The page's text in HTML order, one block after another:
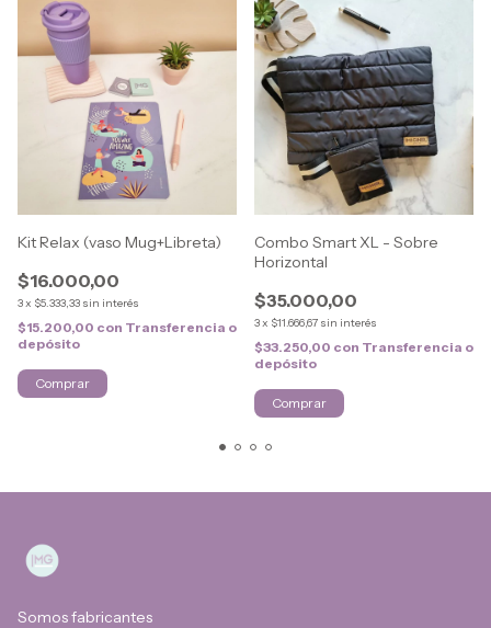
Kit Relax (vaso Mug+Libreta)
$16.000,00
3x $5.333,33 sin interés
$15.200,00 con Transferencia o
depósito
Combo Smart XL - Sobre
Horizontal
$35.000,00
3x $11.666,67 sin interés
$33.250,00 con Transferencia o
depósito
Somos fabricantes